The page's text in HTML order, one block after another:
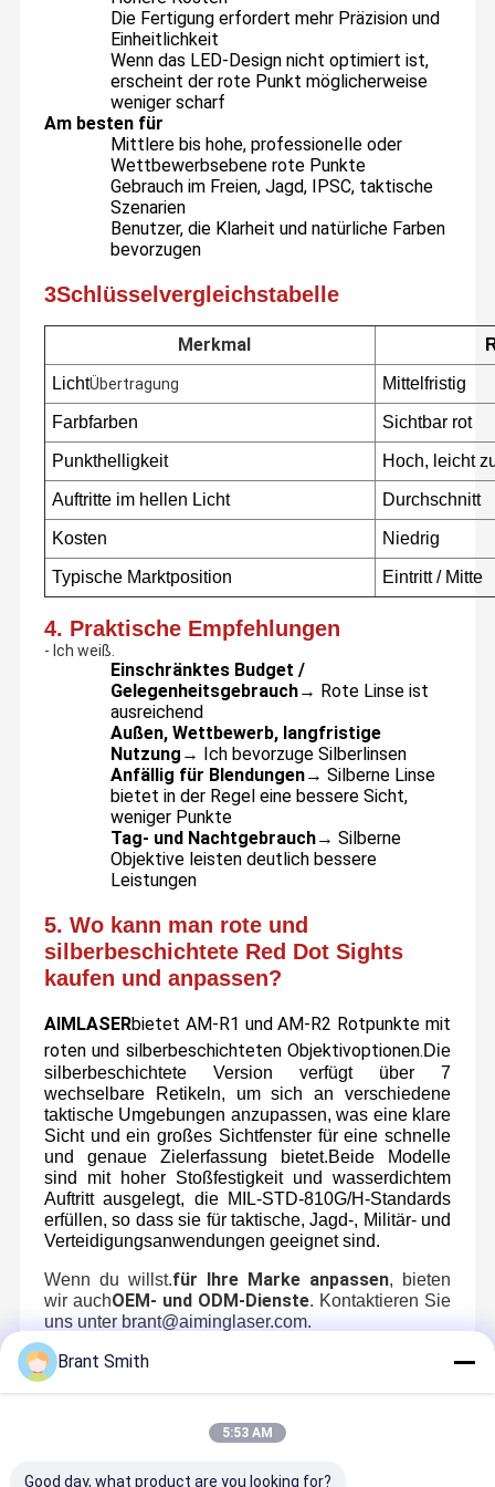
Diodenlasermodule
Laserleitungsgeneratoren
Holographische rote Punktsicht
Laser-Bohrungs-Anblick
Taktische Lasersicht
Die Fertigung erfordert mehr Präzision und
Einheitlichkeit
Wenn das LED-Design nicht optimiert ist,
erscheint der rote Punkt möglicherweise
weniger scharf
Am besten für
Mittlere bis hohe, professionelle oder
Wettbewerbsebene rote Punkte
Gebrauch im Freien, Jagd, IPSC, taktische
Szenarien
Benutzer, die Klarheit und natürliche Farben
bevorzugen
3Schlüsselvergleichstabelle
Merkmal
LichtÜbertragung Mittelfristig
Farbfarben Sichtbar rot
Punkthelligkeit Hoch, leicht
Auftritte im hellen Licht Durchschnitt
Kosten Niedrig
Typische Marktposition Eintritt / Mitte
4. Praktische Empfehlungen
- Ich weiß.
Einschränktes Budget /
Gelegenheitsgebrauch→ Rote Linse ist
ausreichend
Außen, Wettbewerb, langfristige
Nutzung → Ich bevorzuge Silberlinsen
Anfällig für Blendungen→ Silberne Linse
bietet in der Regel eine bessere Sicht,
weniger Punkte
Tag- und Nachtgebrauch→ Silberne
Objektive leisten deutlich bessere
Leistungen
5. Wo kann man rote und
silberbeschichtete Red Dot Sights
kaufen und anpassen?
AIMLASERbietet AM-R1 und AM-R2 Rotpunkte mit
roten und silberbeschichteten Objektivoptionen.Die
silberbeschichtete Version verfügt über 7
wechselbare Retikeln, um sich an verschiedene
taktische Umgebungen anzupassen, was eine klare
Sicht und ein großes Sichtfenster für eine schnelle
und genaue Zielerfassung bietet.Beide Modelle
sind mit hoher Stoßfestigkeit und wasserdichtem
Auftritt ausgelegt, die MIL-STD-810G/H-Standards
erfüllen, so dass sie für taktische, Jagd-, Militär- und
Verteidigungsanwendungen geeignet sind.
Wenn du willst.für Ihre Marke anpassen, bieten
wir auchOEM- und ODM-Dienste. Kontaktieren Sie
uns unter brant@aiminglaser.com.
Unsere Laser sind kompakt, mit geringem Stromverbrauch,
hoher Zuverlässigkeit und Stabilität ausgestattet und wurden in
einer Vielzahl von Anwendungen wie industrieller
Laserpositionierung,Lasermarkierung, Laser-
Ausrichtungswerkzeuge, Laser-Bewirkungsgeräte, Laser-
Messwerkzeuge, 3D-Laser-Scanner, Laser-Levelzähler, Laser-
Distanzzzähler, Bildverarbeitungssystem, intelligente Kamera,
Laserprofile,Laserdetektionsgeräte, medizinische Laser-
Instrumente, Laser-Barcode-Scanner, Laser-Gasdetektoren,
Laser-Zielgeräte, Golf-Laser-Fernmessgeräte, Mini-Laser-
Werkzeuge, Strafverfolgungs- und Militärverteidigungsgeräte
Durch vollständige Einhaltung der ISO9001:2008, FDA IEC.GB
Standard, versichern wir unseren Kunden mit hochwertigen
Produkten und rechtzeitige Lieferung auf der Grundlage unserer
reichen Industrie-Erfahrung, gute Technologie,Innovatives F&E-
Ingenieursteam und Produktionsstätte von Weltklasse.
Teilen Sie Ihre Ideen mit uns, unsere erfahrenen, geschickten
und engagierten technischen Mitarbeiter werden Ihnen helfen,
Ihre Designprobleme zu lösen und Produkte für Ihre speziellen
Brant Smith
5:53 AM
Good day, what product are you looking for?